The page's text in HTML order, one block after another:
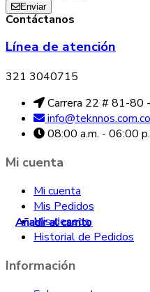
Añadir al carrito
Añadir al carrito
Añadir al carrito
Añadir al carrito
Añadir al carrito
Añadir al carrito
Enviar
Contáctanos
Línea de atención
321 3040715
Carrera 22 # 81-80
info@teknnos.com.co
08:00 a.m. - 06:00
Mi cuenta
Mi cuenta
Mis Pedidos
Mis deseos
Historial de Pedidos
Información